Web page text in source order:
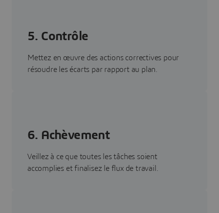
5. Contrôle
Mettez en œuvre des actions correctives pour
résoudre les écarts par rapport au plan.
6. Achèvement
Veillez à ce que toutes les tâches soient
accomplies et finalisez le flux de travail.